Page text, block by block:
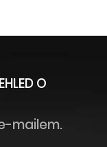
O
mailem.